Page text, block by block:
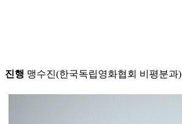
진행 맹수진(한국독립영화협회 비평분과)